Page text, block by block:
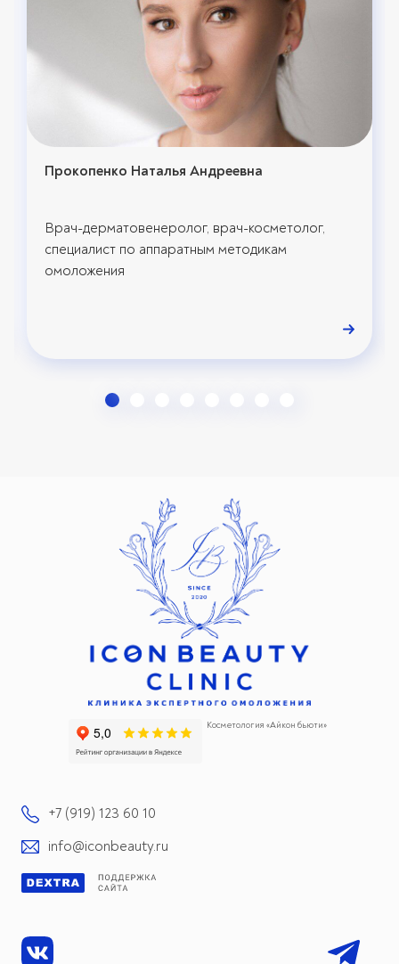
Прокопенко Наталья Андреевна
Врач-дерматовенеролог, врач-косметолог,
специалист по аппаратным методикам
омоложения
Косметология «Айкон бьюти»
+7 (919) 123 60 10
info@iconbeauty.ru